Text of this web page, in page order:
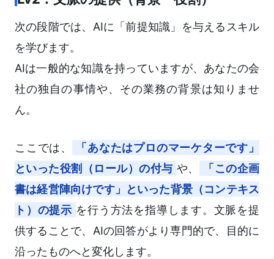
次の段階では、AIに「前提知識」を与えるスキル
を学びます。
AIは一般的な知識を持っていますが、あなたの会
社の独自の事情や、その業務の背景は知りませ
ん。
ここでは、
「あなたはプロのマーケターです」
といった役割（ロール）の付与 や、
「この企画
書は経営陣向けです」といった背景（コンテキス
ト）の提示 を行う方法を指導します。文脈を提
供することで、AIの回答がより専門的で、目的に
沿ったものへと変化します。